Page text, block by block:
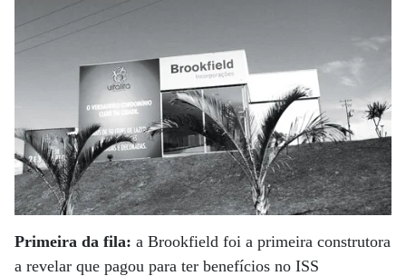
Primeira da fila: a Brookfield foi a primeira construtora
a revelar que pagou para ter benefícios no ISS